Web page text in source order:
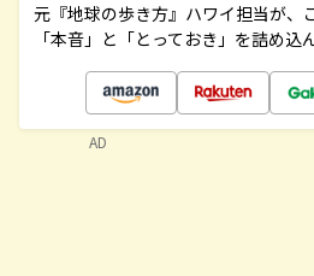
元『地球の歩き方』ハワイ担当が、
「本音」と「とっておき」を詰め込
AD